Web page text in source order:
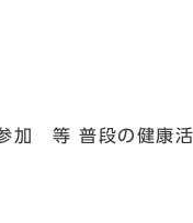
加 等 普段の健康